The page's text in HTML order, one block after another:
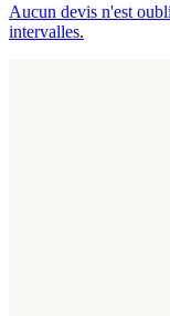
Aucun devis n'est
intervalles.